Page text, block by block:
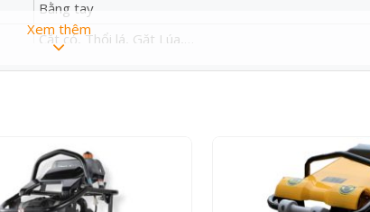
Bằng tay
Cắt cỏ, Thổi lá, Gặt Lúa,…
Xăng không chì có chỉ số octan 92 trở lên
305 mm
Mang vai
Xem thêm